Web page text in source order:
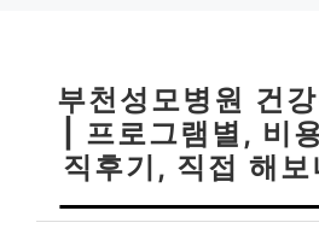
부천성모병원 건
| 프로그램별, 비
직후기, 직접 해